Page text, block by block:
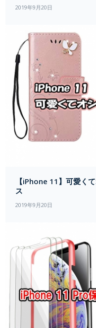
2019年9月20日
【iPhone 11】可愛く
ス
2019年9月20日